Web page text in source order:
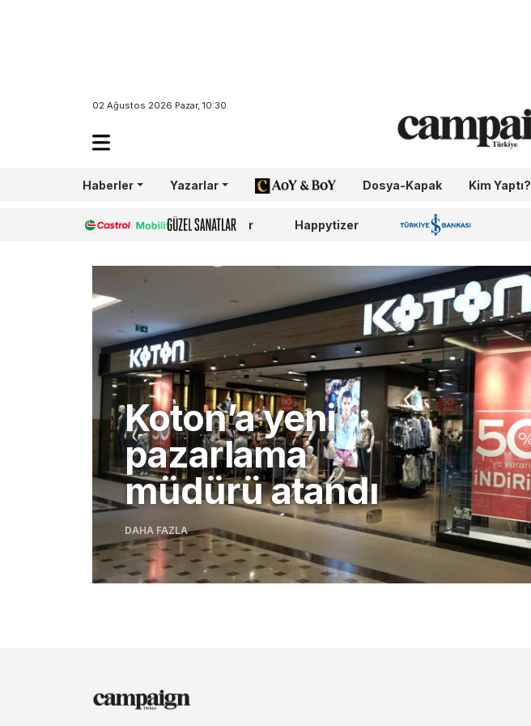
02 Ağustos 2026 Pazar, 10:30
Haberler Yazarlar AoY/BoY Dosya-Kapak Kim Yaptı?
Castrol Güzel Sanatlar Happytizer İş Bankası 100.Yıl
Koton’a yeni
pazarlama
müdürü atandı
DAHA FAZLA